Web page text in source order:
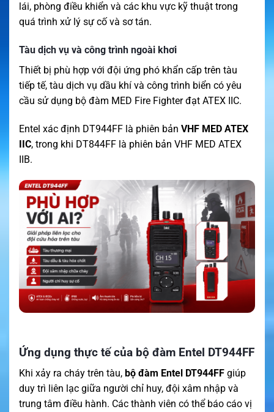
lái, phòng điều khiển và các khu vực kỹ thuật trong
quá trình xử lý sự cố và sơ tán.
Tàu dịch vụ và công trình ngoài khơi
Thiết bị phù hợp với đội ứng phó khẩn cấp trên tàu
tiếp tế, tàu dịch vụ dầu khí và công trình biển có yêu
cầu sử dụng bộ đàm MED Fire Fighter đạt ATEX IIC.
Entel xác định DT944FF là phiên bản VHF MED ATEX
IIC, trong khi DT844FF là phiên bản VHF MED ATEX
IIB.
Ứng dụng thực tế của bộ đàm Entel DT944FF
Khi xảy ra cháy trên tàu, bộ đàm Entel DT944FF giúp
duy trì liên lạc giữa người chỉ huy, đội xâm nhập và
trung tâm điều hành. Các thành viên có thể báo cáo vị